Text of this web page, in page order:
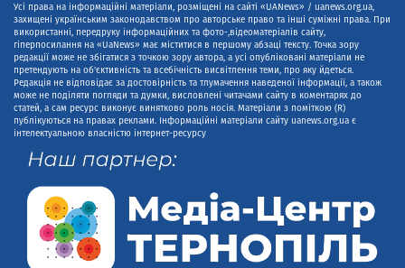
Усі права на інформаційні матеріали, розміщені на сайті «UANews» / uanews.org.ua,
захищені українським законодавством про авторське право та інші суміжні права. При
використанні, передруку інформаційних та фото-,відеоматеріалів сайту,
гіперпосилання на «UaNews» має міститися в першому абзаці тексту. Точка зору
редакції може не збігатися з точкою зору автора, а усі опубліковані матеріали не
претендують на об'єктивність та всебічність висвітлення теми, про яку йдеться.
Редакція не відповідає за достовірність та тлумачення наведеної інформації, а також
може не поділяти погляди та думки, висловлені читачами сайту в коментарях до
статей, а сам ресурс виконує винятково роль носія. Матеріали з поміткою (R)
публікуються на правах реклами. Інформаційні матеріали сайту uanews.org.ua є
інтелектуальною власністю інтернет-ресурсу